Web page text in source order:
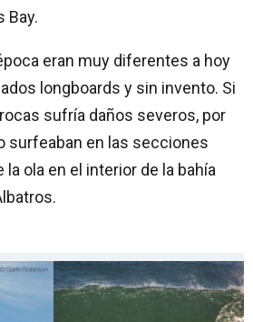
Bay.
eran muy diferentes a hoy
longboards y sin invento. Si
rocas sufría daños severos, por
surfeaban en las secciones
ola en el interior de la bahía